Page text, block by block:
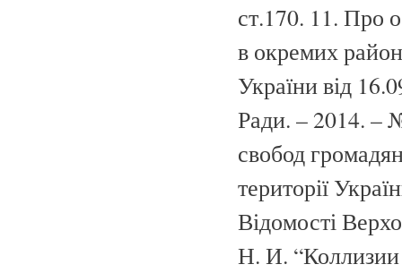
ст.170. 11. Про
в окремих
України від
Ради. – 2014. –
свобод
території
Відомості
Н. И. “Коллизии